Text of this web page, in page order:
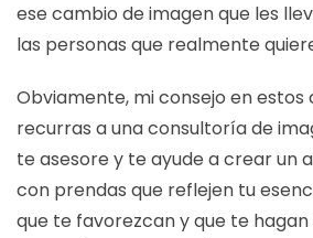
ese cambio de imagen que les
las personas que realmente
Obviamente, mi consejo en estos
recurras a unaconsultoría de
te asesore y te ayude a crear un
con prendas que reflejen tu
que te favorezcan y que te